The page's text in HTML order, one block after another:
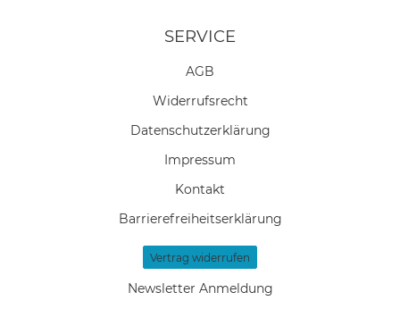
SERVICE
AGB
Widerrufs­recht
Daten­schutz­erklärung
Impressum
Kontakt
Barrierefreiheitserklärung
Vertrag widerrufen
Newsletter Anmeldung